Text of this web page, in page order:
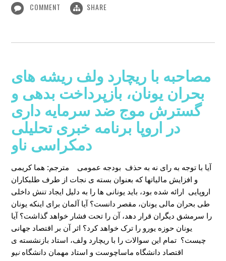
COMMENT SHARE
مصاحبه با ریچارد ولف ریشه های
بحران یونان، بازپرداخت بدهی و
گسترش موج ضد سرمایه داری
در اروپا برنامه خبری تحلیلی
دمکراسی ناو
مترجم: هما کریمی
آیا با توجه به رای نه به حذف بودجه عمومی
و افزایش مالیاتها که بعنوان بسته ی نجات از طرف طلبکاران
اروپایی ارائه شده بود، باید یونانی ها را به دلیل ایجاد تنش داخلی
طی بحران مالی یونان، مقصر دانست؟ آیا آلمان برای اینکه یونان
را سرمشق دیگران قرار دهد، آن را تحت فشار خواهد گذاشت؟ آیا
یونان حوزه یورو را ترک خواهد کرد؟ اثر آن بر اقتصاد جهانی
چیست؟ تمام این سوالات را با ریچارد ولف، استاد بازنشسته ی
اقتصاد دانشگاه ماساچوست و استاد مهمان دانشگاهنیو